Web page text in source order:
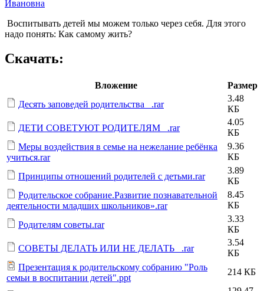
Ивановна
Воспитывать детей мы можем только через себя. Для этого
надо понять: Как самому жить?
Скачать:
Вложение
Размер
Десять заповедей родительства _.rar
3.48
КБ
ДЕТИ СОВЕТУЮТ РОДИТЕЛЯМ _.rar
4.05
КБ
Меры воздействия в семье на нежелание ребёнка
учиться.rar
9.36
КБ
Принципы отношений родителей с детьми.rar
3.89
КБ
Родительское собрание.Развитие познавательной
деятельности младших школьников».rar
8.45
КБ
Родителям советы.rar
3.33
КБ
СОВЕТЫ ДЕЛАТЬ ИЛИ НЕ ДЕЛАТЬ _.rar
3.54
КБ
Презентация к родительскому собранию "Роль
семьи в воспитании детей".ppt
214 КБ